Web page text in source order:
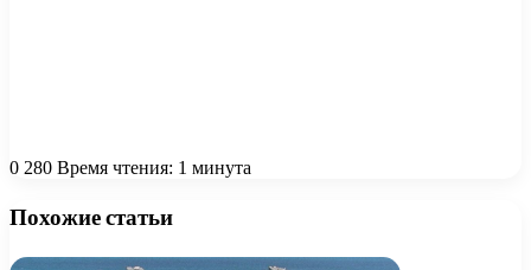
0 280 Время чтения: 1 минута
Похожие статьи